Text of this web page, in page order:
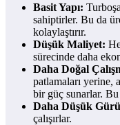
Basit Yapı:
sahiptirler. Bu da
kolaylaştırır.
Düşük Maliyet:
sürecinde daha
Daha Doğal
patlamaları yerine,
bir güç sunarlar.
Daha Düşük
çalışırlar.